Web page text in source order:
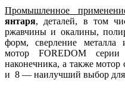
Промышленное
янтаря, деталей, в том
ржавчины и окалины,
форм, сверление
мотор FOREDOM
наконечника, а также
и 8 — наилучший выбор